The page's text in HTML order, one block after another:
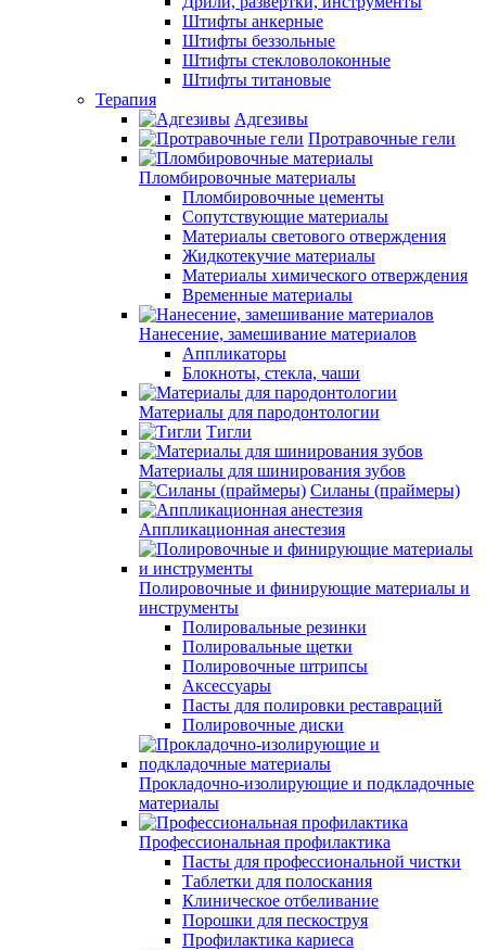
Штифты анкерные
Штифты беззольные
Штифты стекловолоконные
Штифты титановые
Терапия
Адгезивы
Протравочные гели
Пломбировочные материалы
Пломбировочные цементы
Сопутствующие материалы
Материалы светового отверждения
Жидкотекучие материалы
Материалы химического отверждения
Временные материалы
Нанесение, замешивание материалов
Аппликаторы
Блокноты, стекла, чаши
Материалы для пародонтологии
Тигли
Материалы для шинирования зубов
Силаны (праймеры)
Аппликационная анестезия
Полировочные и финирующие материалы и
инструменты
Полировальные резинки
Полировальные щетки
Полировочные штрипсы
Аксессуары
Пасты для полировки реставраций
Полировочные диски
Прокладочно-изолирующие и подкладочные
материалы
Профессиональная профилактика
Пасты для профессиональной чистки
Таблетки для полоскания
Клиническое отбеливание
Порошки для пескоструя
Профилактика кариеса